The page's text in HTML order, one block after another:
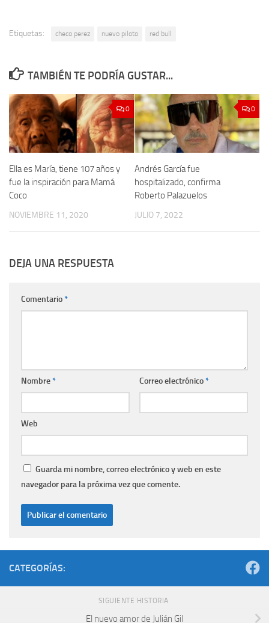
Etiquetas: checo perez nuevo piloto red bull
TAMBIÉN TE PODRÍA GUSTAR...
0
Ella es María, tiene 107 años y
fue la inspiración para Mamá
Coco
NOVIEMBRE 11, 2020
0
Andrés García fue
hospitalizado, confirma
Roberto Palazuelos
JULIO 7, 2022
DEJA UNA RESPUESTA
Comentario*
Nombre* Correo electrónico*
Web
Guarda mi nombre, correo electrónico y web en este
navegador para la próxima vez que comente.
CATEGORÍAS:
SIGUIENTE HISTORIA
El nuevo amor de Julián Gil